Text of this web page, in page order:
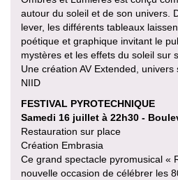
autour du soleil et de son univers.
lever, les différents tableaux
poétique et graphique invitant le
mystères et les effets du soleil sur
Une création AV Extended,
NIID
FESTIVAL PYROTECHNIQUE
Samedi 16 juillet à 22h30 -
Restauration sur place
Création Embrasia
Ce grand spectacle pyromusical «
nouvelle occasion de célébrer les